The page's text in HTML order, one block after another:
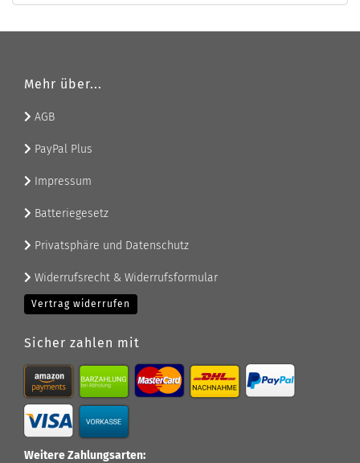
Mehr über...
AGB
PayPal Plus
Impressum
Batteriegesetz
Privatsphäre und Datenschutz
Widerrufsrecht & Widerrufsformular
Vertrag widerrufen
Sicher zahlen mit
Weitere Zahlungsarten: